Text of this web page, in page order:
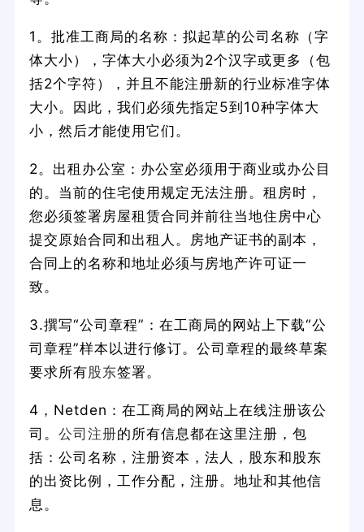
1。批准工商局的名称：拟起草的公司名称（字
体大小），字体大小必须为2个汉字或更多（包
括2个字符），并且不能注册新的行业标准字体
大小。因此，我们必须先指定5到10种字体大
小，然后才能使用它们。
2。出租办公室：办公室必须用于商业或办公目
的。当前的住宅使用规定无法注册。租房时，
您必须签署房屋租赁合同并前往当地住房中心
提交原始合同和出租人。房地产证书的副本，
合同上的名称和地址必须与房地产许可证一
致。
3.撰写“公司章程”：在工商局的网站上下载“公
司章程”样本以进行修订。公司章程的最终草案
要求所有股东签署。
4，Netden：在工商局的网站上在线注册该公
司。 公司注册的所有信息都在这里注册，包
括：公司名称，注册资本，法人，股东和股东
的出资比例，工作分配，注册。地址和其他信
息。